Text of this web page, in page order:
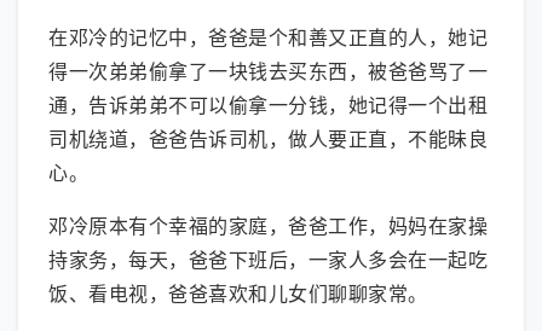
在邓冷的记忆中，爸爸是个和善又正直的人，她记
得一次弟弟偷拿了一块钱去买东西，被爸爸骂了一
通，告诉弟弟不可以偷拿一分钱，她记得一个出租
司机绕道，爸爸告诉司机，做人要正直，不能昧良
心。
邓冷原本有个幸福的家庭，爸爸工作，妈妈在家操
持家务，每天，爸爸下班后，一家人多会在一起吃
饭、看电视，爸爸喜欢和儿女们聊聊家常。